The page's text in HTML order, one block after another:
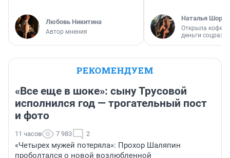
Любовь Никитина
Автор мнения
Наталья
Открыла
деньги
РЕКОМЕНДУЕМ
«Все еще в шоке»: сыну Трусовой
исполнился год — трогательный пост
и фото
11 часов 7 983 2
«Четырех мужей потеряла»: Прохор Шаляпин
проболтался о новой возлюбленной